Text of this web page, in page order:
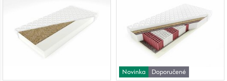
Novinka
Doporučené